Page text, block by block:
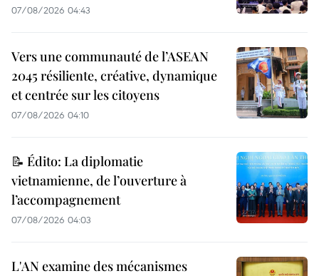
07/08/2026 04:43
Vers une communauté de l’ASEAN
2045 résiliente, créative, dynamique
et centrée sur les citoyens
07/08/2026 04:10
📝 Édito: La diplomatie
vietnamienne, de l’ouverture à
l’accompagnement
07/08/2026 04:03
L'AN examine des mécanismes